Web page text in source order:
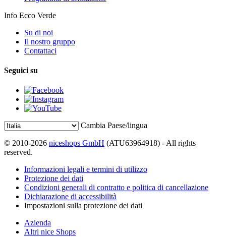
Info Ecco Verde
Su di noi
Il nostro gruppo
Contattaci
Seguici su
Cambia Paese/lingua
© 2010-2026 niceshops GmbH (ATU63964918) - All rights
reserved.
Informazioni legali e termini di utilizzo
Protezione dei dati
Condizioni generali di contratto e politica di cancellazione
Dichiarazione di accessibilità
Impostazioni sulla protezione dei dati
Azienda
Altri nice Shops